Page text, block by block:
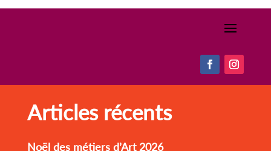
Articles récents
Noël des métiers d’Art 2026